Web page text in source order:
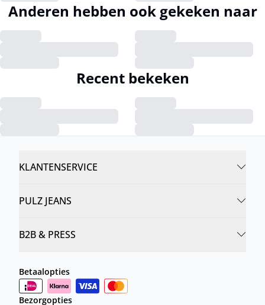
Anderen hebben ook gekeken naar
Recent bekeken
KLANTENSERVICE
PULZ JEANS
B2B & PRESS
Betaalopties
Bezorgopties